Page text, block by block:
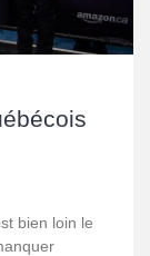
bien loin le